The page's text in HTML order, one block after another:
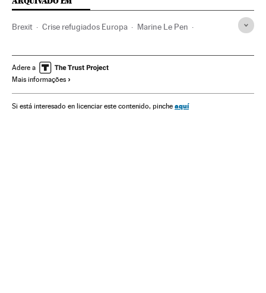
Brexit Crise refugiados Europa Marine Le Pen
Referendos UE Euroceticismo
Eleições europeias
Crise humanitária Política migração França
Adere a
Mais informações
Si está interesado en licenciar este contenido, pinche aquí